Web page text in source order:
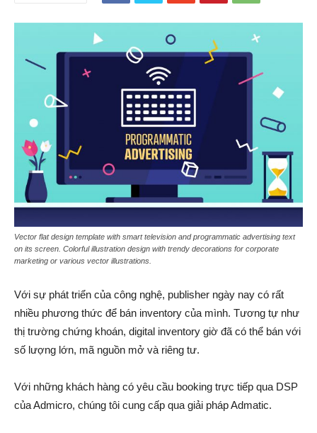
Vector flat design template with smart television and programmatic advertising text
on its screen. Colorful illustration design with trendy decorations for corporate
marketing or various vector illustrations.
Với sự phát triển của công nghệ, publisher ngày nay có rất
nhiều phương thức để bán inventory của mình. Tương tự như
thị trường chứng khoán, digital inventory giờ đã có thể bán với
số lượng lớn, mã nguồn mở và riêng tư.
Với những khách hàng có yêu cầu booking trực tiếp qua DSP
của Admicro, chúng tôi cung cấp qua giải pháp Admatic.